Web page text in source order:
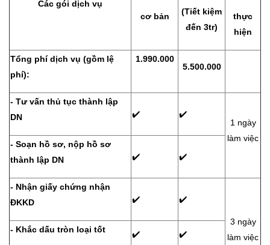
Các gói dịch vụ
cơ bản
(Tiết kiệm
đến 3tr)
thực
hiện
Tổng phí dịch vụ (gồm lệ
phí):
1.990.000
5.500.000
- Tư vấn thủ tục thành lập
DN
✔️
✔️
1 ngày
làm việc
- Soạn hồ sơ, nộp hồ sơ
thành lập DN
✔️ ✔️
- Nhận giấy chứng nhận
ĐKKD
✔️ ✔️
3 ngày
làm việc
- Khắc dấu tròn loại tốt ✔️ ✔️